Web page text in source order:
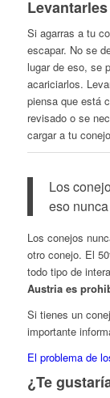
Si agarras a tu
escapar. No se
lugar de eso, se
acariciarlos.
piensa que está
revisado o se
cargar a tu
Los
eso
Los conejos
otro conejo. El
todo tipo de
Austria es
Si tienes un
importante
El problema de
¿Te